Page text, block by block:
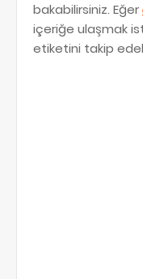
bakabilirsiniz. Eğer
içeriğe ulaşmak
etiketini takip